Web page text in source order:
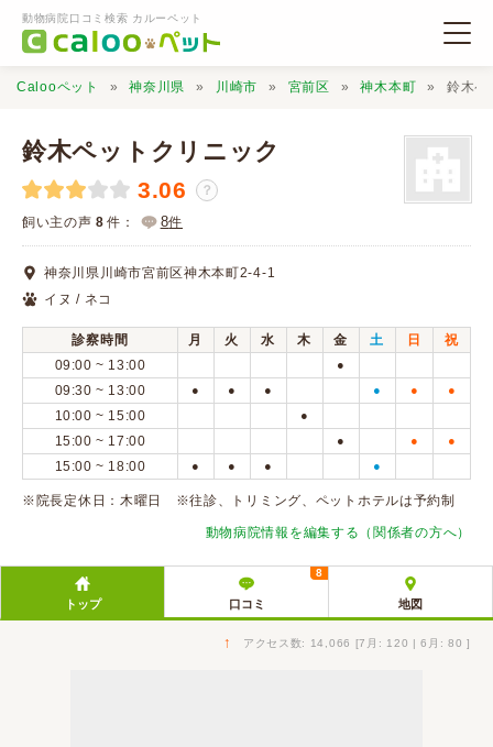
動物病院口コミ検索 カルーペット
動物病院検索
口コミ検索
Calooペットとは？
口コミ投稿
Calooペット 神奈川県 川崎市 宮前区 神木本町 鈴木ペ
鈴木ペットクリニック
3.06 ？
飼い主の声 8 件： 8件
神奈川県川崎市宮前区神木本町2-4-1
イヌ / ネコ
診察時間 月 火 水 木 金 土 日
祝
09:00 ~ 13:00
●
09:30 ~ 13:00 ● ● ● ● ● ●
10:00 ~ 15:00 ●
15:00 ~ 17:00 ● ● ●
15:00 ~ 18:00 ● ● ● ●
※院長定休日：木曜日 ※往診、トリミング、ペットホテルは予約制
動物病院情報を編集する（関係者の方へ）
トップ 口コミ
8
地図
↑ アクセス数: 14,066 [7月: 120 | 6月: 80 ]